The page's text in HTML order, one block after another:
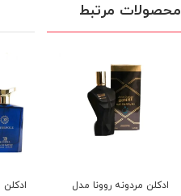
محصولات مرتبط
ادكلن مردونه روونا مدل
ادكلن